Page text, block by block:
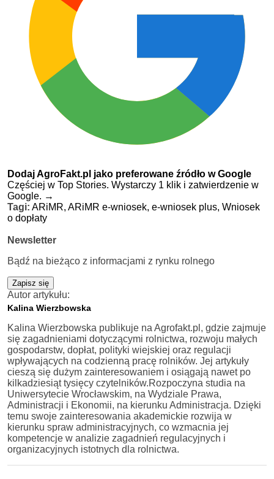
Dodaj AgroFakt.pl jako preferowane źródło w Google
Częściej w Top Stories. Wystarczy 1 klik i zatwierdzenie w
Google. →
Tagi: ARiMR, ARiMR e-wniosek, e-wniosek plus, Wniosek
o dopłaty
Newsletter
Bądź na bieżąco z informacjami z rynku rolnego
Zapisz się
Autor artykułu:
Kalina Wierzbowska
Kalina Wierzbowska publikuje na Agrofakt.pl, gdzie zajmuje
się zagadnieniami dotyczącymi rolnictwa, rozwoju małych
gospodarstw, dopłat, polityki wiejskiej oraz regulacji
wpływających na codzienną pracę rolników. Jej artykuły
cieszą się dużym zainteresowaniem i osiągają nawet po
kilkadziesiąt tysięcy czytelników.Rozpoczyna studia na
Uniwersytecie Wrocławskim, na Wydziale Prawa,
Administracji i Ekonomii, na kierunku Administracja. Dzięki
temu swoje zainteresowania akademickie rozwija w
kierunku spraw administracyjnych, co wzmacnia jej
kompetencje w analizie zagadnień regulacyjnych i
organizacyjnych istotnych dla rolnictwa.